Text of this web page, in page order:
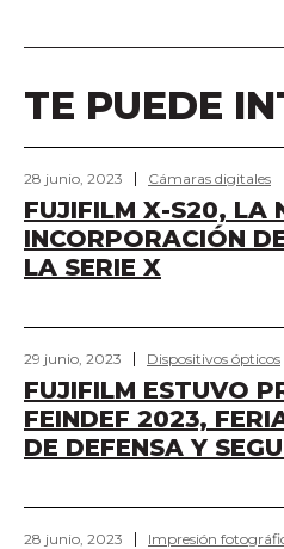
TE PUEDE
28 junio, 2023 Cámaras digitales
FUJIFILM X-S20, LA
INCORPORACIÓN
LA SERIE X
29 junio, 2023 Dispositivos ópticos
FUJIFILM ESTUVO
FEINDEF 2023,
DE DEFENSA Y
28 junio, 2023 Impresión